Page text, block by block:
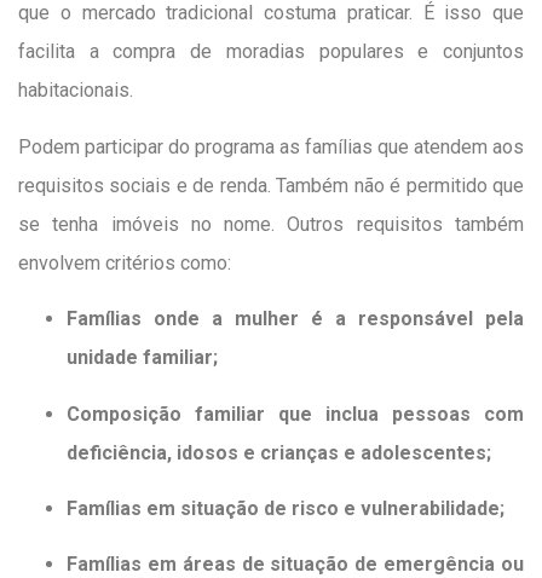
que o mercado tradicional costuma praticar. É isso que
facilita a compra de moradias populares e conjuntos
habitacionais.
Podem participar do programa as famílias que atendem aos
requisitos sociais e de renda. Também não é permitido que
se tenha imóveis no nome. Outros requisitos também
envolvem critérios como:
Famílias onde a mulher é a responsável pela
unidade familiar;
Composição familiar que inclua pessoas com
deficiência, idosos e crianças e adolescentes;
Famílias em situação de risco e vulnerabilidade;
Famílias em áreas de situação de emergência ou